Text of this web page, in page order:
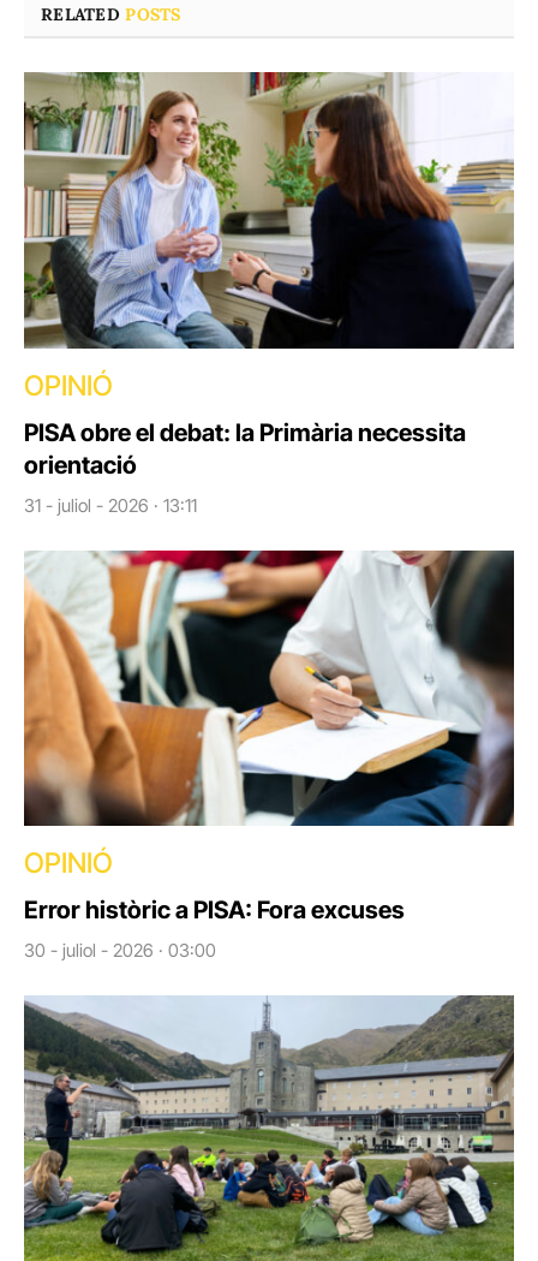
RELATEDPOSTS
OPINIÓ
PISA obre el debat: la Primària necessita
orientació
31 - juliol - 2026 · 13:11
OPINIÓ
Error històric a PISA: Fora excuses
30 - juliol - 2026 · 03:00